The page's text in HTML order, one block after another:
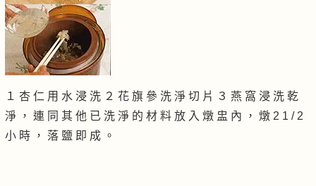
１ 杏 仁 用 水 浸 洗 ２ 花 旗 參 洗 淨 切 片 ３ 燕 窩 浸 洗 乾
淨 ， 連 同 其 他 已 洗 淨 的 材 料 放 入 燉 盅 內 ， 燉 2 1 / 2
小 時 ， 落 鹽 即 成 。